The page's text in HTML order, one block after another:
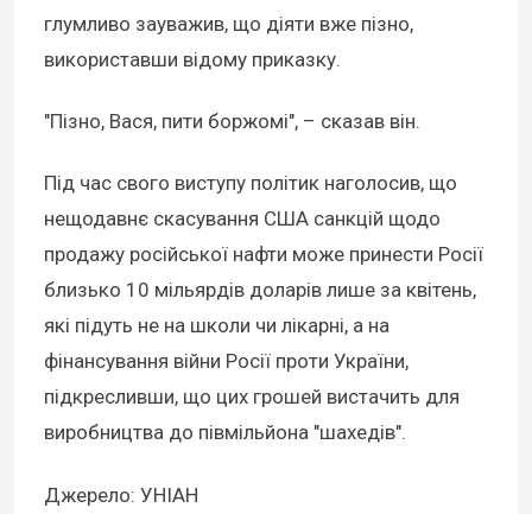
глумливо зауважив, що діяти вже пізно,
використавши відому приказку.
"Пізно, Вася, пити боржомі", – сказав він.
Під час свого виступу політик наголосив, що
нещодавнє скасування США санкцій щодо
продажу російської нафти може принести Росії
близько 10 мільярдів доларів лише за квітень,
які підуть не на школи чи лікарні, а на
фінансування війни Росії проти України,
підкресливши, що цих грошей вистачить для
виробництва до півмільйона "шахедів".
Джерело: УНІАН